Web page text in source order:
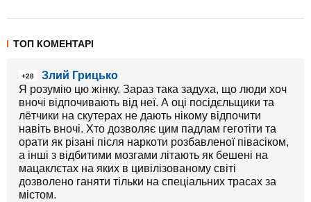
ТОП КОМЕНТАРІ
+28
Злий Грицько
Я розумію цю жінку. Зараз така задуха, що люди хоч
вночі відпочивають від неї. А оці посідєльщики та
лётчики на скутерах не дають нікому відпочити
навіть вночі. Хто дозволяє цим падлам геготіти та
орати як різані після наркоти розбавленої півасіком,
а інші з відбитими мозгами літають як бешені на
мацаклєтах на яких в цивілізованому світі
дозволено ганяти тільки на спеціальних трасах за
містом.